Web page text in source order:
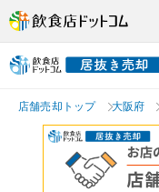
店舗売却トップ 大阪府